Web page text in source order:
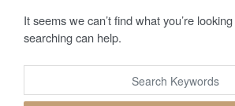
It seems we can’t find what you’re
searching can help.